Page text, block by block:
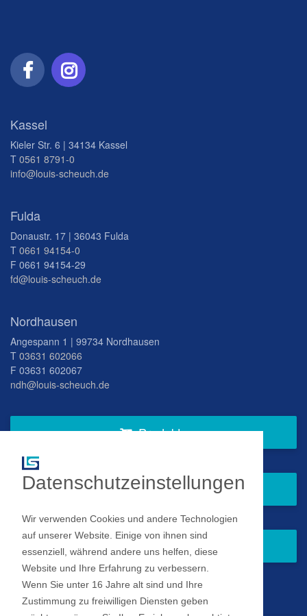
Kassel
Kieler Str. 6 | 34134 Kassel
T 0561 8791-0
info@louis-scheuch.de
Fulda
Donaustr. 17 | 36043 Fulda
T 0661 94154-0
F 0661 94154-29
fd@louis-scheuch.de
Nordhausen
Angespann 1 | 99734 Nordhausen
T 03631 602066
F 03631 602067
ndh@louis-scheuch.de
Produkte
Fragen Sie gern bei uns an
Zum Newsletter anmelden
Impressum
Datenschutzeinstellungen
Wir verwenden Cookies und andere Technologien
auf unserer Website. Einige von ihnen sind
essenziell, während andere uns helfen, diese
Website und Ihre Erfahrung zu verbessern.
Wenn Sie unter 16 Jahre alt sind und Ihre
Zustimmung zu freiwilligen Diensten geben